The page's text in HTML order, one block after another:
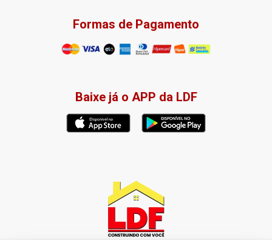
Formas de Pagamento
Baixe já o APP da LDF